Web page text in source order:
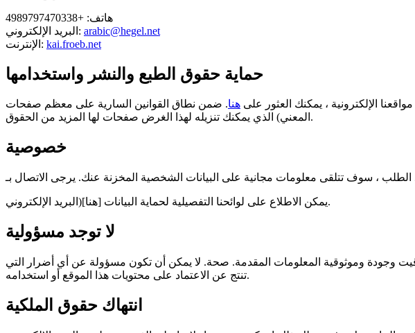
هاتف: +4989797470338
البريد الإلكتروني: arabic@hegel.net
الإنترنت: kai.froeb.net
حماية حقوق الطبع والنشر واستخدامها
الإلكترونية ، يمكنك العثور على هنا. ضمن نطاق القوانين السارية على معظم صفحات Hegel.net رخصة المشاع الإبداعي (انظر تذييل الصفحة
المعني) الذي يمكنك تنزيله لهذا الغرض صفحات لها المزيد من الحقوق.
خصوصية
يمكن الاطلاع على لوائحنا التفصيلية لحماية البيانات [هنا](البريد الإلكتروني.
لا توجد مسؤولية
وجودة وموثوقية المعلومات المقدمة. صحة. لا يمكن أن تكون مسؤولة عن أي أضرار التي
تنتج عن الاعتماد على محتويات هذا الموقع أو استخدامه.
انتهاك حقوق الملكية